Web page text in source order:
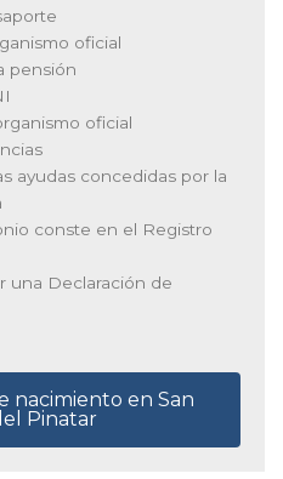
oficial
pensión
oficial
ayudas concedidas por la
conste en el Registro
una Declaración de
nacimiento en San
Pinatar